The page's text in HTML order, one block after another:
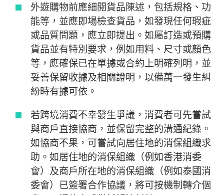
外遊購物前應細閱貨品陳述，包括規格、功
能等，並應即場檢查貨品，如發現任何瑕疵
或品質問題，應立即提出。如屬訂造或預購
貨品並有特別要求，例如用料、尺寸或顏色
等，應確保已在單據或合約上明確列明，並
妥善保留收據及相關證明，以備萬一發生糾
紛時有據可依。
若跨境消費不幸發生爭議，消費者可先嘗試
與商戶直接協商，並保留完整的溝通紀錄。
如協商不果，可嘗試向居住地的消保組織求
助。如居住地的消保組織（例如香港消委
會）及商戶所在地的消保組織（例如泰國消
委會）已簽署合作協議，將可按機制轉介個